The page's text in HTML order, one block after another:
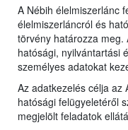
A Nébih élelmiszerlánc
élelmiszerláncról és
törvény határozza
hatósági, nyilvántartási
személyes adatokat
Az adatkezelés célja az
hatósági felügyeletéről
megjelölt feladatok